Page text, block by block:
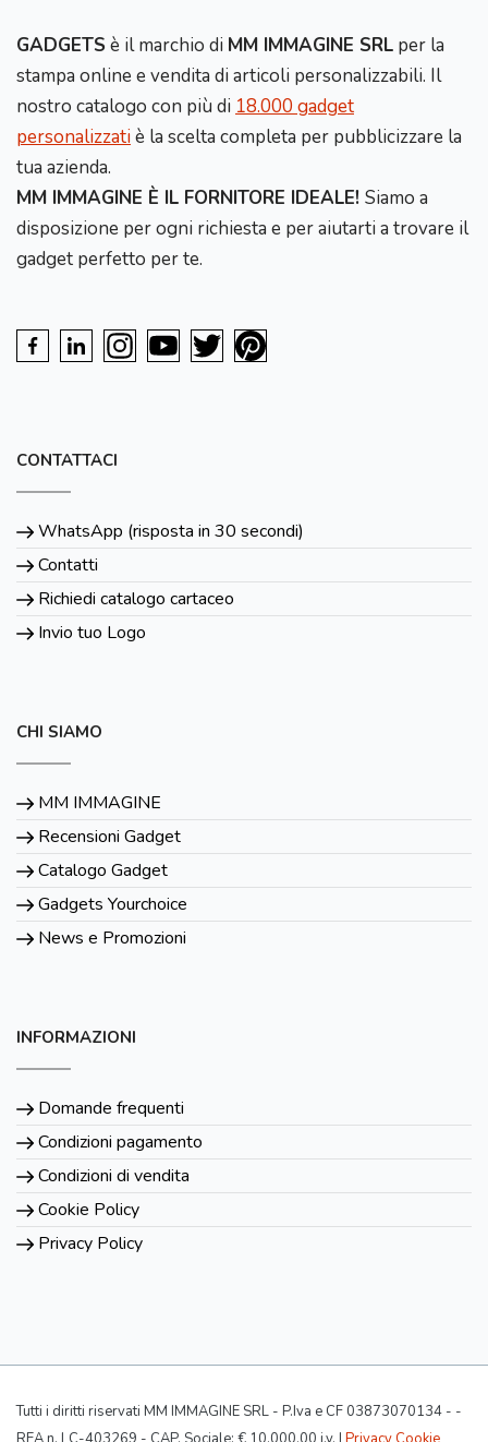
GADGETS è il marchio di MM IMMAGINE SRL per la
stampa online e vendita di articoli personalizzabili. Il
nostro catalogo con più di 18.000 gadget
personalizzatiè la scelta completa per pubblicizzare la
tua azienda.
MM IMMAGINE È IL FORNITORE IDEALE! Siamo a
disposizione per ogni richiesta e per aiutarti a trovare il
gadget perfetto per te.
CONTATTACI
WhatsApp (risposta in 30 secondi)
Contatti
Richiedi catalogo cartaceo
Invio tuo Logo
CHI SIAMO
MM IMMAGINE
Recensioni Gadget
Catalogo Gadget
Gadgets Yourchoice
News e Promozioni
INFORMAZIONI
Domande frequenti
Condizioni pagamento
Condizioni di vendita
Cookie Policy
Privacy Policy
Tutti i diritti riservati MM IMMAGINE SRL - P.Iva e CF 03873070134 - -